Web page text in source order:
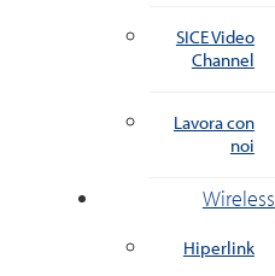
SICE Video
Channel
Lavora con
noi
Wireless
Hiperlink